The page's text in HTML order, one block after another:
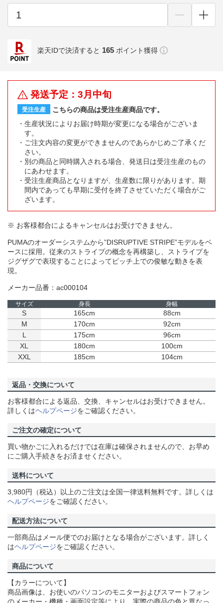
楽天IDで決済すると 165 ポイント獲得
発送予定：3月中旬
受注生産
こちらの商品は受注生産商品です。
生産状況によりお届け時期が変更になる場合がございま
す。
ご注文内容の変更ができませんのであらかじめご了承くだ
さい。
別の商品と同時購入される場合、発送日は受注生産のもの
にあわせます。
受注生産商品となりますが、生産数に限りがあります。期
間内であっても早期に受付を終了させていただく場合がご
ざいます。
※ お客様都合によるキャンセルはお受けできません。
PUMAのオーダーシステムから”DISRUPTIVE STRIPE”モデルをベ
ースに採用。従来のストライプの概念を再構築し、ストライプを
ジグザグで表現することによってピッチ上での俊敏な動きを表
現。
メーカー品番：ac000104
サイズ 身長 身幅
S 165cm
88cm
M
170cm
92cm
L
175cm
96cm
XL
180cm
100cm
XXL
185cm 104cm
返品・交換について
お客様都合による返品、交換、キャンセルはお受けできません。
詳しくはヘルプページをご確認ください。
ご注文の確定について
買い物かごに入れるだけでは在庫は確保されませんので、お早め
にご購入手続きをお済ませください。
送料について
3,980円（税込）以上のご注文は全国一律送料無料です。詳しくは
ヘルプページをご確認ください。
配送方法について
一部商品はメール便でのお届けとなる場合がございます。詳しく
はヘルプページをご確認ください。
商品について
【カラーについて】
商品画像は、お使いのパソコンのモニターおよびスマートフォン